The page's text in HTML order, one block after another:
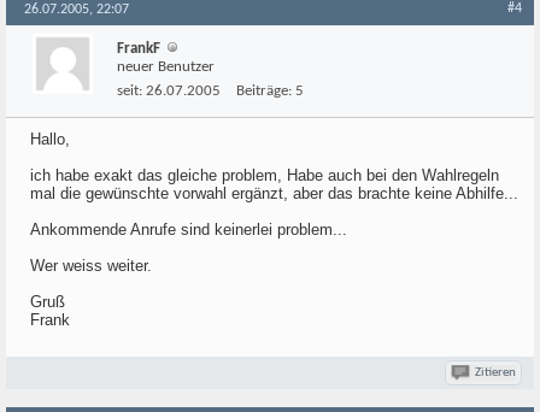
26.07.2005, 22:07 #4
FrankF
neuer Benutzer
seit: 26.07.2005 Beiträge: 5
Hallo,
ich habe exakt das gleiche problem, Habe auch bei den Wahlregeln
mal die gewünschte vorwahl ergänzt, aber das brachte keine Abhilfe...
Ankommende Anrufe sind keinerlei problem...
Wer weiss weiter.
Gruß
Frank
Zitieren